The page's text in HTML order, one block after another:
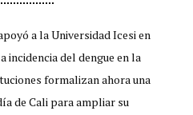
a la Universidad Icesi en
incidencia del dengue en la
formalizan ahora una
de Cali para ampliar su